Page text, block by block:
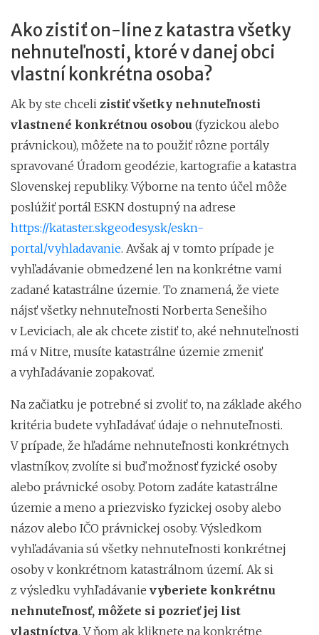
Ako zistiť on-line z katastra všetky
nehnuteľnosti, ktoré v danej obci
vlastní konkrétna osoba?
Ak by ste chceli zistiť všetky nehnuteľnosti
vlastnené konkrétnou osobou (fyzickou alebo
právnickou), môžete na to použiť rôzne portály
spravované Úradom geodézie, kartografie a katastra
Slovenskej republiky. Výborne na tento účel môže
poslúžiť portál ESKN dostupný na adrese
https://kataster.skgeodesy.sk/eskn-
portal/vyhladavanie. Avšak aj v tomto prípade je
vyhľadávanie obmedzené len na konkrétne vami
zadané katastrálne územie. To znamená, že viete
nájsť všetky nehnuteľnosti Norberta Senešiho
v Leviciach, ale ak chcete zistiť to, aké nehnuteľnosti
má v Nitre, musíte katastrálne územie zmeniť
a vyhľadávanie zopakovať.
Na začiatku je potrebné si zvoliť to, na základe akého
kritéria budete vyhľadávať údaje o nehnuteľnosti.
V prípade, že hľadáme nehnuteľnosti konkrétnych
vlastníkov, zvolíte si buď možnosť fyzické osoby
alebo právnické osoby. Potom zadáte katastrálne
územie a meno a priezvisko fyzickej osoby alebo
názov alebo IČO právnickej osoby. Výsledkom
vyhľadávania sú všetky nehnuteľnosti konkrétnej
osoby v konkrétnom katastrálnom území. Ak si
z výsledku vyhľadávanie vyberiete konkrétnu
nehnuteľnosť, môžete si pozrieť jej list
vlastníctva. V ňom ak kliknete na konkrétne